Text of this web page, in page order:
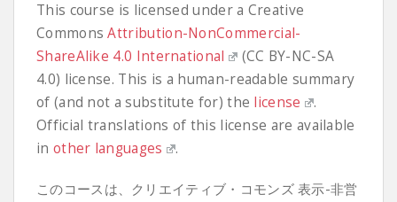
This course is licensed under a Creative
CommonsAttribution-NonCommercial-
ShareAlike 4.0 International
(CC BY-NC-SA
4.0) license. This is a human-readable summary
of (and not a substitute for) the license
.
Official translations of this license are available
in other languages .
このコースは、クリエイティブ・コモンズ 表示-非営